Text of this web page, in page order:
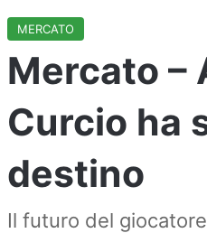
MERCATO
Mercato –
Curcio ha
destino
Il futuro del